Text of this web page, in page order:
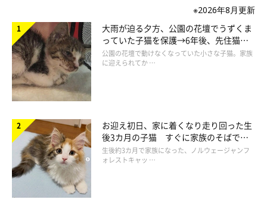
小さなビビちゃんには、階段はまだ早かったかな？(＊˃ᆺ˂) ビ
♡
参照／YouTube（子猫のビビ初めての階段 kitten first stairway）
https://www.youtube.com/watch?v=p31YQadLU1s
※2026年8月更新
大雨が迫る夕方、公園の花壇でうずくま
っていた子猫を保護→6年後、先住猫
と“姉妹”のような関係に
公園の花壇で動けなくなっていた小さな子猫。家族
に迎えられてか …
お迎え初日、家に着くなり走り回った生
後3カ月の子猫 すぐに家族のそばで落
ち着く姿に「迎えてよかった」
生後約3カ月で家族になった、ノルウェージャンフ
ォレストキャッ …